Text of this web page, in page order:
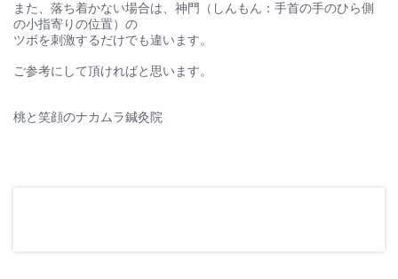
また、落ち着かない場合は、神門（しんもん：手首の手のひら側
の小指寄りの位置）の
ツボを刺激するだけでも違います。
ご参考にして頂ければと思います。
桃と笑顔のナカムラ鍼灸院